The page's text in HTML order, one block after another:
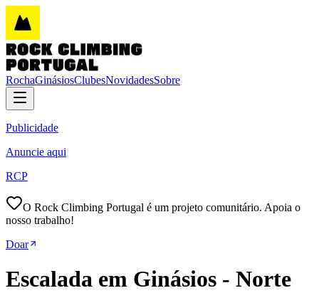
RochaGinásiosClubesNovidadesSobre
Publicidade
Anuncie aqui
RCP
O Rock Climbing Portugal é um projeto comunitário. Apoia o
nosso trabalho!
Doar
Escalada em Ginásios - Norte